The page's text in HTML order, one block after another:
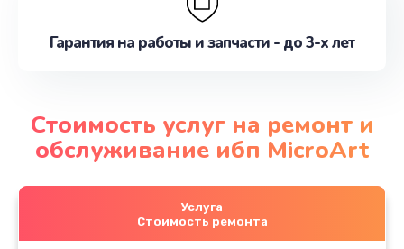
Гарантия на работы и запчасти - до 3-х лет
Стоимость услуг на ремонт и
обслуживание ибп MicroArt
Услуга
Стоимость ремонта